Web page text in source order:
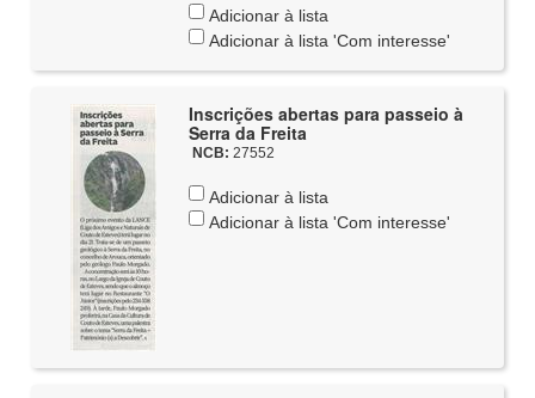
Adicionar à lista
Adicionar à lista 'Com interesse'
Inscrições abertas para passeio à
Serra da Freita
NCB: 27552
Adicionar à lista
Adicionar à lista 'Com interesse'